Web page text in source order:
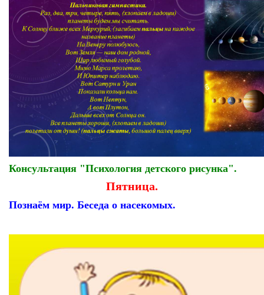
Консультация "Психология детского рисунка".
Пятница.
Познаём мир. Беседа о насекомых.